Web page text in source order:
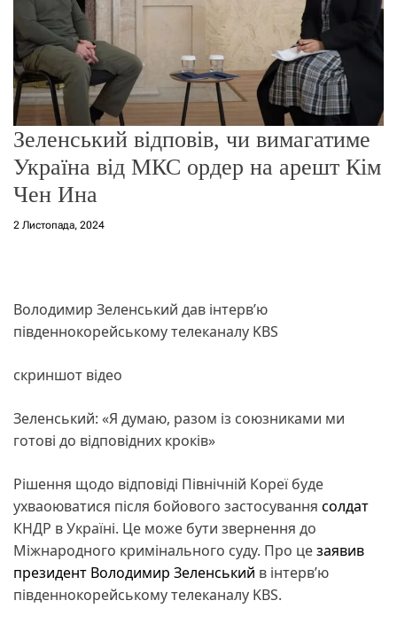
Зеленський відповів, чи вимагатиме
Україна від МКС ордер на арешт Кім
Чен Ина
2 Листопада, 2024
Володимир Зеленський дав інтерв’ю
південнокорейському телеканалу KBS
скриншот відео
Зеленський: «Я думаю, разом із союзниками ми
готові до відповідних кроків»
Рішення щодо відповіді Північній Кореї буде
ухваоюватися після бойового застосування солдат
КНДР в Україні. Це може бути звернення до
Міжнародного кримінального суду. Про цезаявив
президент Володимир Зеленський в інтерв’ю
південнокорейському телеканалу KBS.